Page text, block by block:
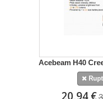
Acebeam H40
20,94 €